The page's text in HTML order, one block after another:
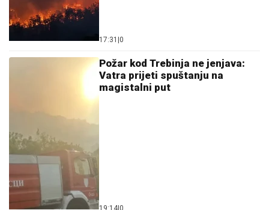
17:31 0
Požar kod Trebinja ne jenjava:
Vatra prijeti spuštanju na
magistalni put
19:14 0